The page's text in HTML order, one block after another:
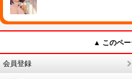
▲ このペー
会員登録